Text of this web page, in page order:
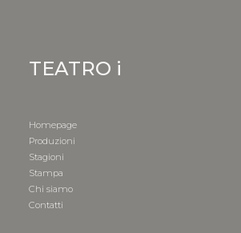
TEATRO i
Homepage
Produzioni
Stagioni
Stampa
Chi siamo
Contatti